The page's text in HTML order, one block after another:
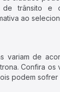
de trânsito e
ao
variam de
Confira os
podem sofrer